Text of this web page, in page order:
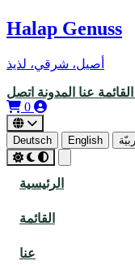
Halap Genuss
أصيل، شرقي، لذيذ
القائمة عنا المدونة اتصل
0
Deutsch English
الرئيسية
القائمة
عنا